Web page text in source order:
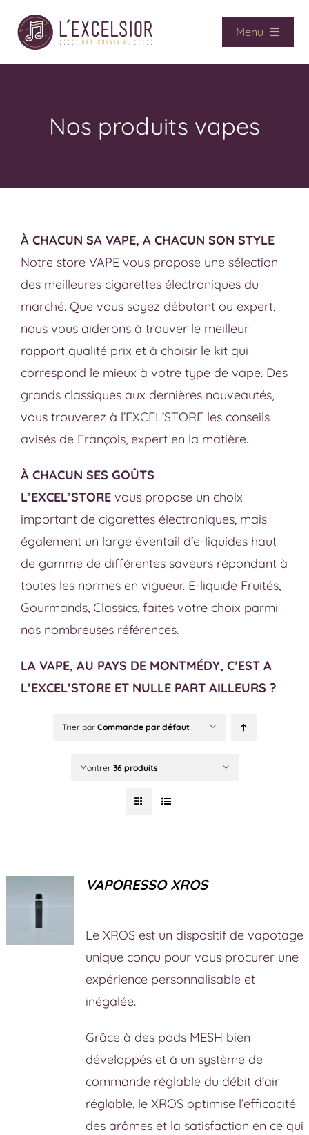
contenu
Menu
Accueil
Vape
La boutique
Nos produits vapes
À CHACUN SA VAPE, A CHACUN SON STYLE
Notre store VAPE vous propose une sélection
des meilleures cigarettes électroniques du
marché. Que vous soyez débutant ou expert,
nous vous aiderons à trouver le meilleur
rapport qualité prix et à choisir le kit qui
correspond le mieux à votre type de vape. Des
grands classiques aux dernières nouveautés,
vous trouverez à l’EXCEL’STORE les conseils
avisés de François, expert en la matière.
À CHACUN SES GOÛTS
L’EXCEL’STORE vous propose un choix
important de cigarettes électroniques, mais
également un large éventail d’e-liquides haut
de gamme de différentes saveurs répondant à
toutes les normes en vigueur. E-liquide Fruités,
Gourmands, Classics, faites votre choix parmi
nos nombreuses références.
LA VAPE, AU PAYS DE MONTMÉDY, C’EST A
L’EXCEL’STORE ET NULLE PART AILLEURS ?
Trier par Commande par défaut
Montrer 36 produits
VAPORESSO XROS
Le XROS est un dispositif de vapotage
unique conçu pour vous procurer une
expérience personnalisable et
inégalée.
Grâce à des pods MESH bien
développés et à un système de
commande réglable du débit d’air
réglable, le XROS optimise l’efficacité
des arômes et la satisfaction en ce qui